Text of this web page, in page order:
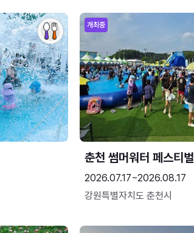
개최중
춘천 썸머워터 페스티벌
2026.07.17~2026.08.17
강원특별자치도 춘천시